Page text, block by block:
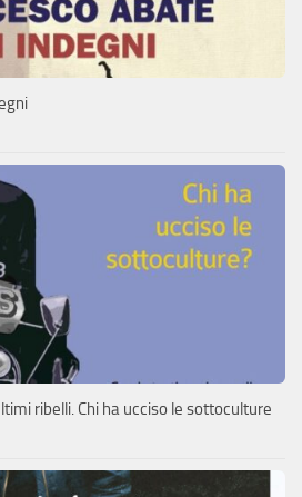
ribelli. Chi ha ucciso le sottoculture